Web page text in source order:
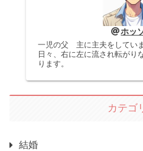
ホッ
一児の父 主に主夫をしていま
日々、右に左に流され転がり
ります。
カテゴ
結婚